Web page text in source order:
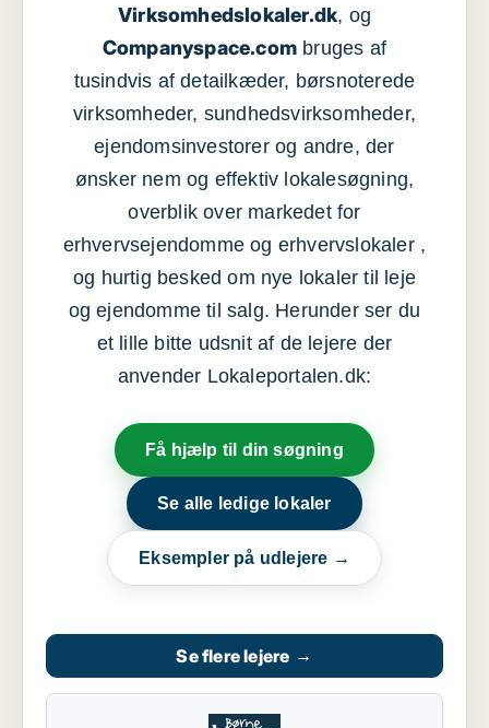
Virksomhedslokaler.dk, og
Companyspace.com bruges af
tusindvis af detailkæder, børsnoterede
virksomheder, sundhedsvirksomheder,
ejendomsinvestorer og andre, der
ønsker nem og effektiv lokalesøgning,
overblik over markedet for
erhvervsejendomme og erhvervslokaler ,
og hurtig besked om nye lokaler til leje
og ejendomme til salg. Herunder ser du
et lille bitte udsnit af de lejere der
anvender Lokaleportalen.dk:
Få hjælp til din søgning
Se alle ledige lokaler
Eksempler på udlejere →
Se flere lejere →